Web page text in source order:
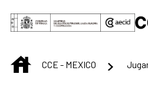
Skip to Main Content
INICIOCCE - MEXICO